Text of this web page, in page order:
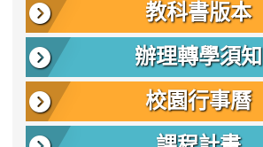
教科書版本
辦理轉學須知
校園行事曆